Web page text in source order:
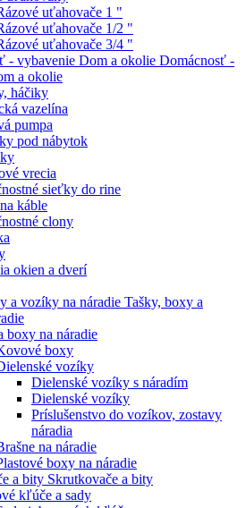
uťahovače 1 "
uťahovače 1/2 "
uťahovače 3/4 "
Domácnosť -
a okolie
háčiky
vazelína
pumpa
pod nábytok
vrecia
sieťky do rine
káble
clony
okien a dverí
Tašky, boxy a
boxy na náradie
boxy
vozíky
Dielenské vozíky s náradím
Dielenské vozíky
Príslušenstvo do vozíkov, zostavy
náradia
na náradie
boxy na náradie
Skrutkovače a bity
kľúče a sady